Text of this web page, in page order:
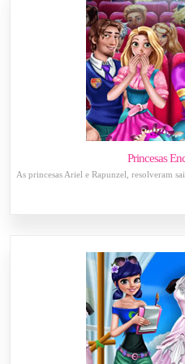
Princesas
As princesas Ariel e Rapunzel, resolveram